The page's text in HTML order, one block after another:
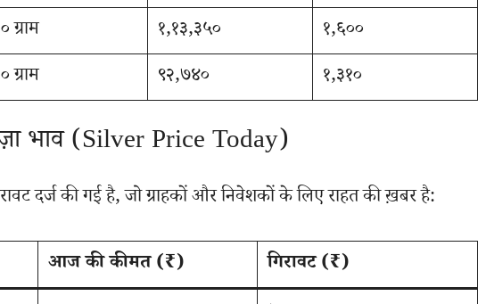
ग्राम १,१३,३५०
१,६००
ग्राम ९२,७४० १,३१०
भाव (Silver Price Today)
दर्ज की गई है, जो ग्राहकों और निवेशकों के लिए राहत की ख़बर है:
आज की कीमत (₹)
गिरावट (₹)